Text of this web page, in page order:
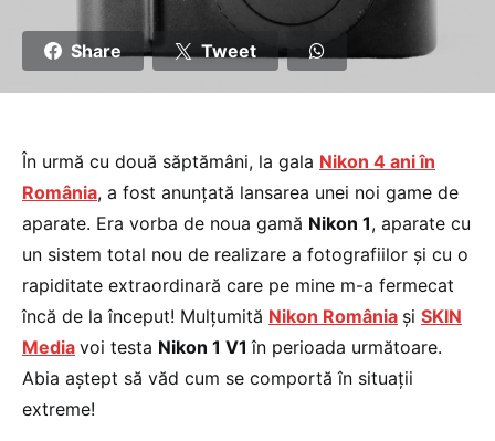
Share Tweet
În urmă cu două săptămâni, la gala Nikon 4 ani în
România, a fost anunțată lansarea unei noi game de
aparate. Era vorba de noua gamă Nikon 1, aparate cu
un sistem total nou de realizare a fotografiilor și cu o
rapiditate extraordinară care pe mine m-a fermecat
încă de la început! Mulțumită Nikon România și SKIN
Media voi testa Nikon 1 V1în perioada următoare.
Abia aștept să văd cum se comportă în situații
extreme!